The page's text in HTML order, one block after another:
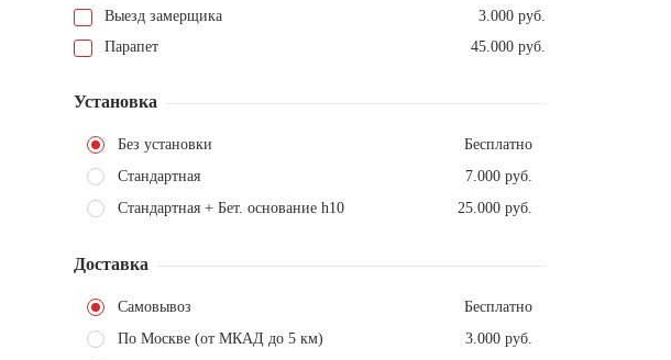
Выезд замерщика
3.000 руб.
Парапет
45.000 руб.
Установка
Без установки
Бесплатно
Стандартная
7.000 руб.
Стандартная + Бет. основание h10
25.000 руб.
Доставка
Самовывоз
Бесплатно
По Москве (от МКАД до 5 км)
3.000 руб.